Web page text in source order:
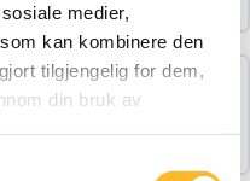
medier,
kan kombinere den
tilgjengelig for dem,
din bruk av
i alle